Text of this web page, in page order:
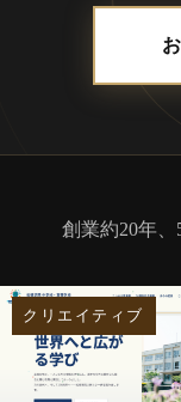
創業約20年
クリエイティブ